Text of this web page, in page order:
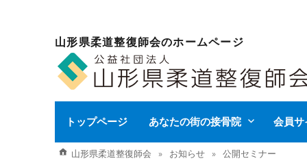
山形県柔道整復師会のホームページ
トップページ あなたの街の接骨院 会員サ
山形県柔道整復師会 お知らせ 公開セミナー